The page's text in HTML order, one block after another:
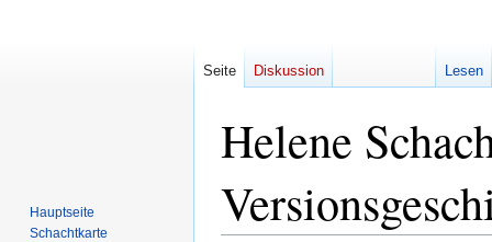
Helene
Seite Diskussion Lesen
Hauptseite
Schachtkarte